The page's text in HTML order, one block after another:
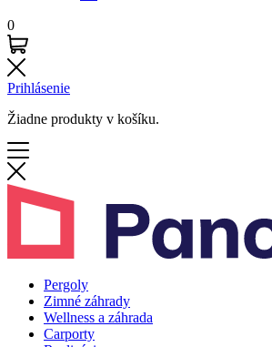
0
Prihlásenie
Žiadne produkty v košíku.
Pergoly
Zimné záhrady
Wellness a záhrada
Carporty